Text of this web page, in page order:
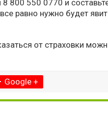
800 550 0770 и
равно нужно будет
от страховки
Google +